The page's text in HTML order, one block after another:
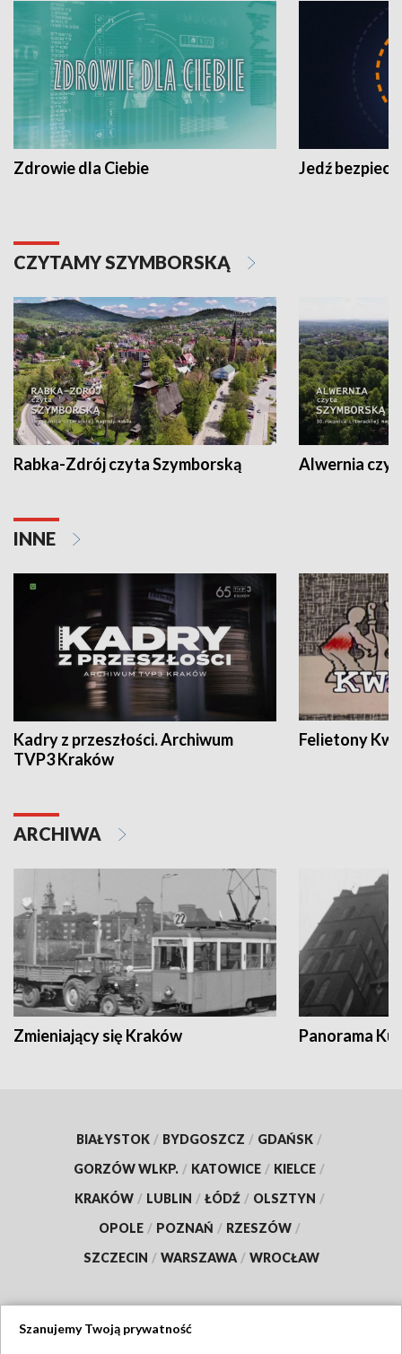
Zdrowie dla Ciebie Jedź
CZYTAMY SZYMBORSKĄ
Rabka-Zdrój czyta Szymborską Alwernia
INNE
Kadry z przeszłości. Archiwum
TVP3 Kraków
Felietony
ARCHIWA
Zmieniający się Kraków Panorama
BIAŁYSTOK / BYDGOSZCZ / GDAŃSK /
GORZÓW WLKP. / KATOWICE / KIELCE /
KRAKÓW / LUBLIN / ŁÓDŹ / OLSZTYN /
OPOLE / POZNAŃ / RZESZÓW /
SZCZECIN / WARSZAWA / WROCŁAW
Szanujemy Twoją prywatność